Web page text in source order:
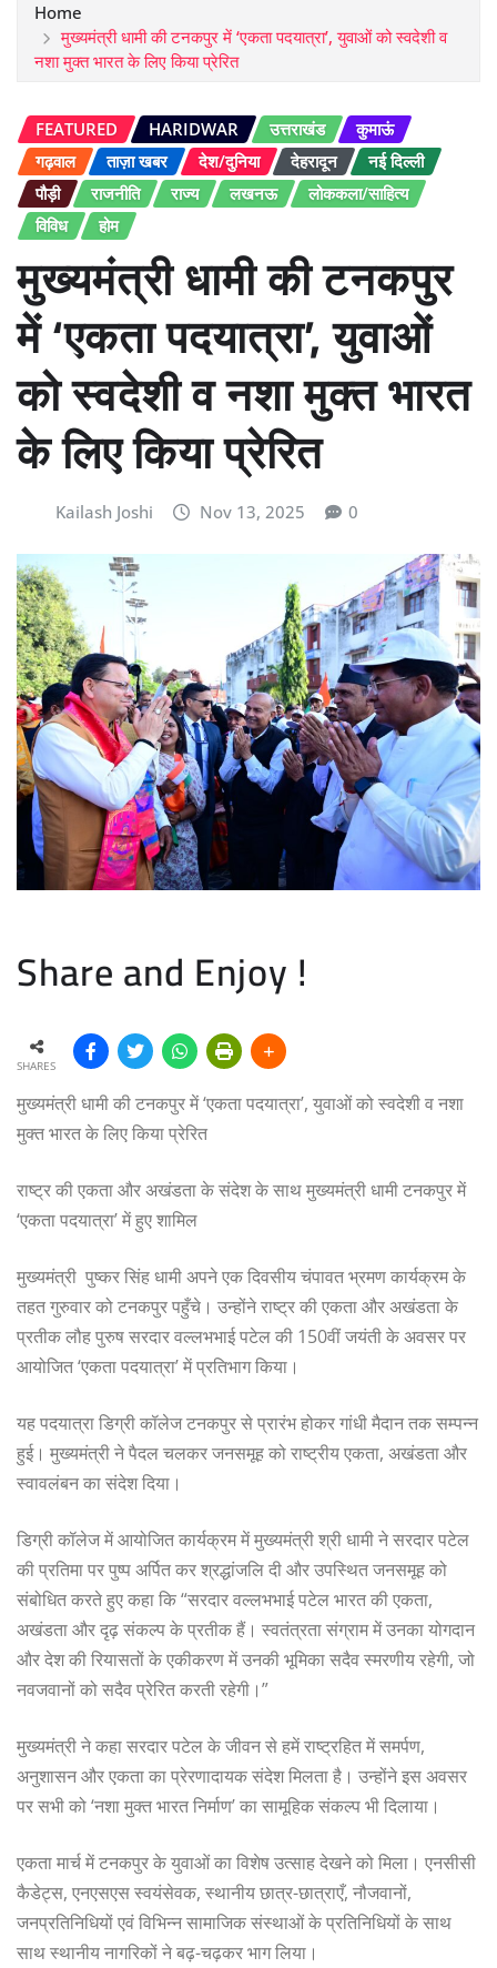
Home
मुख्यमंत्री धामी की टनकपुर में ‘एकता पदयात्रा’, युवाओं को स्वदेशी व
नशा मुक्त भारत के लिए किया प्रेरित
FEATURED HARIDWAR उत्तराखंड
कुमाऊं
गढ़वाल
ताज़ा खबर देश/दुनिया देहरादून
नई दिल्ली
पौड़ी
राजनीति राज्य लखनऊ
लोककला/साहित्य
विविध
होम
मुख्यमंत्री धामी की टनकपुर
में ‘एकता पदयात्रा’, युवाओं
को स्वदेशी व नशा मुक्त भारत
के लिए किया प्रेरित
Kailash Joshi Nov 13, 2025 0
Share and Enjoy !
SHARES
मुख्यमंत्री धामी की टनकपुर में ‘एकता पदयात्रा’, युवाओं को स्वदेशी व नशा
मुक्त भारत के लिए किया प्रेरित
राष्ट्र की एकता और अखंडता के संदेश के साथ मुख्यमंत्री धामी टनकपुर में
‘एकता पदयात्रा’ में हुए शामिल
मुख्यमंत्री पुष्कर सिंह धामी अपने एक दिवसीय चंपावत भ्रमण कार्यक्रम के
तहत गुरुवार को टनकपुर पहुँचे। उन्होंने राष्ट्र की एकता और अखंडता के
प्रतीक लौह पुरुष सरदार वल्लभभाई पटेल की 150वीं जयंती के अवसर पर
आयोजित ‘एकता पदयात्रा’ में प्रतिभाग किया।
यह पदयात्रा डिग्री कॉलेज टनकपुर से प्रारंभ होकर गांधी मैदान तक सम्पन्न
हुई। मुख्यमंत्री ने पैदल चलकर जनसमूह को राष्ट्रीय एकता, अखंडता और
स्वावलंबन का संदेश दिया।
डिग्री कॉलेज में आयोजित कार्यक्रम में मुख्यमंत्री श्री धामी ने सरदार पटेल
की प्रतिमा पर पुष्प अर्पित कर श्रद्धांजलि दी और उपस्थित जनसमूह को
संबोधित करते हुए कहा कि “सरदार वल्लभभाई पटेल भारत की एकता,
अखंडता और दृढ़ संकल्प के प्रतीक हैं। स्वतंत्रता संग्राम में उनका योगदान
और देश की रियासतों के एकीकरण में उनकी भूमिका सदैव स्मरणीय रहेगी, जो
नवजवानों को सदैव प्रेरित करती रहेगी।”
मुख्यमंत्री ने कहा सरदार पटेल के जीवन से हमें राष्ट्रहित में समर्पण,
अनुशासन और एकता का प्रेरणादायक संदेश मिलता है। उन्होंने इस अवसर
पर सभी को ‘नशा मुक्त भारत निर्माण’ का सामूहिक संकल्प भी दिलाया।
एकता मार्च में टनकपुर के युवाओं का विशेष उत्साह देखने को मिला। एनसीसी
कैडेट्स, एनएसएस स्वयंसेवक, स्थानीय छात्र-छात्राएँ, नौजवानों,
जनप्रतिनिधियों एवं विभिन्न सामाजिक संस्थाओं के प्रतिनिधियों के साथ
साथ स्थानीय नागरिकों ने बढ़-चढ़कर भाग लिया।